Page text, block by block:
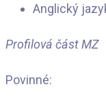
Anglický
Profilová část MZ
Povinné: